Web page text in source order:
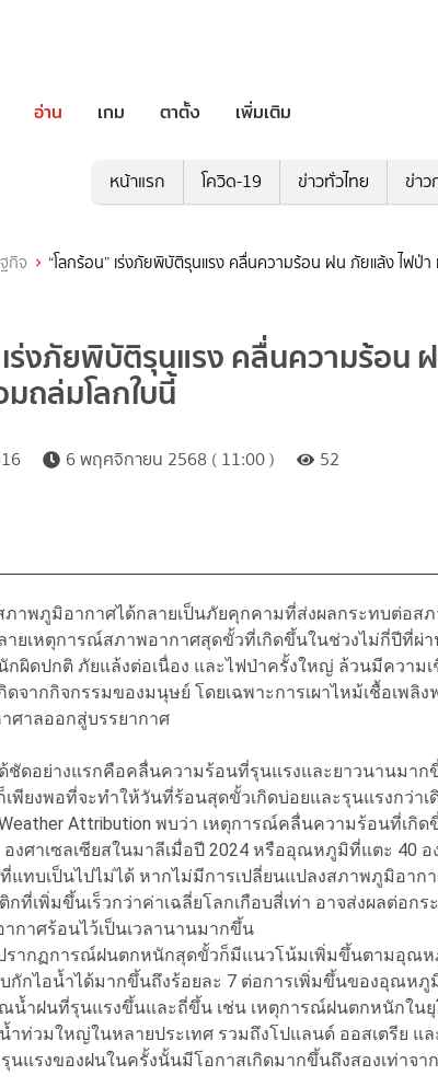
อ่าน เกม ตาตั้ง เพิ่มเติม
หน้าแรก โควิด-19 ข่าวทั่วไทย ข่าว
กิจ “โลกร้อน” เร่งภัยพิบัติรุนแรง คลื่นความร้อน ฝน ภัยแล้ง ไฟป่
เร่งภัยพิบัติรุนแรง คลื่นความร้อน
ถล่มโลกใบนี้
6 พฤศจิกายน 2568 ( 11:00 ) 52
ภาพภูมิอากาศได้กลายเป็นภัยคุกคามที่ส่งผลกระทบต่อส
ายเหตุการณ์สภาพอากาศสุดขั้วที่เกิดขึ้นในช่วงไม่กี่ปีที่ผ่
ผิดปกติ ภัยแล้งต่อเนื่อง และไฟป่าครั้งใหญ่ ล้วนมีความ
จากกิจกรรมของมนุษย์ โดยเฉพาะการเผาไหม้เชื้อเพลิ
ศาลออกสู่บรรยากาศ
ชัดอย่างแรกคือคลื่นความร้อนที่รุนแรงและยาวนานมา
เพียงพอที่จะทำให้วันที่ร้อนสุดขั้วเกิดบ่อยและรุนแรงกว่า
Attribution พบว่า เหตุการณ์คลื่นความร้อนที่เกิ
งศาเซลเซียสในมาลีเมื่อปี 2024 หรืออุณหภูมิที่แตะ 40
ที่แทบเป็นไปไม่ได้ หากไม่มีการเปลี่ยนแปลงสภาพภูมิอาก
ที่เพิ่มขึ้นเร็วกว่าค่าเฉลี่ยโลกเกือบสี่เท่า อาจส่งผลต่อกร
กาศร้อนไว้เป็นเวลานานมากขึ้น
รากฏการณ์ฝนตกหนักสุดขั้วก็มีแนวโน้มเพิ่มขึ้นตามอุณห
กักไอน้ำได้มากขึ้นถึงร้อยละ 7 ต่อการเพิ่มขึ้นของอุณหภู
น้ำฝนที่รุนแรงขึ้นและถี่ขึ้น เช่น เหตุการณ์ฝนตกหนักในยุ
ำท่วมใหญ่ในหลายประเทศ รวมถึงโปแลนด์ ออสเตรีย แ
นแรงของฝนในครั้งนั้นมีโอกาสเกิดมากขึ้นถึงสองเท่าจ